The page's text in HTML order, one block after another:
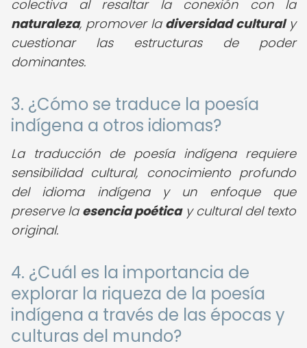
colectiva al resaltar la conexión con la
naturaleza, promover la diversidad culturaly
cuestionar las estructuras de poder
dominantes.
3. ¿Cómo se traduce la poesía
indígena a otros idiomas?
La traducción de poesía indígena requiere
sensibilidad cultural, conocimiento profundo
del idioma indígena y un enfoque que
preserve la esencia poéticay cultural del texto
original.
4. ¿Cuál es la importancia de
explorar la riqueza de la poesía
indígena a través de las épocas y
culturas del mundo?